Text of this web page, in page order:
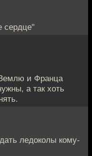
сердце"
и Франца
а так хоть
ледоколы кому-